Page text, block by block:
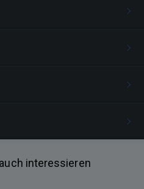
interessieren